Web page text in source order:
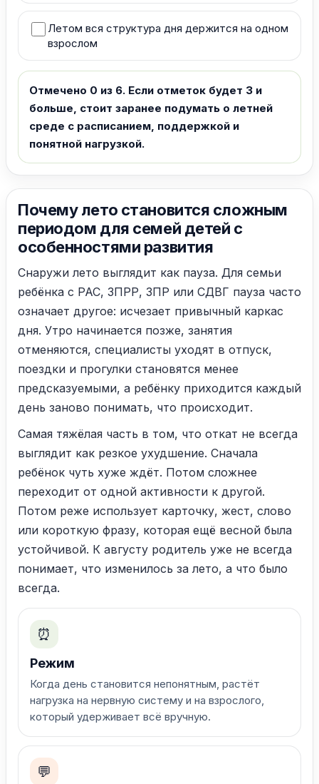
Летом вся структура дня держится на одном
взрослом
Отмечено 0 из 6. Если отметок будет 3 и
больше, стоит заранее подумать о летней
среде с расписанием, поддержкой и
понятной нагрузкой.
Почему лето становится сложным
периодом для семей детей с
особенностями развития
Снаружи лето выглядит как пауза. Для семьи
ребёнка с РАС, ЗПРР, ЗПР или СДВГ пауза часто
означает другое: исчезает привычный каркас
дня. Утро начинается позже, занятия
отменяются, специалисты уходят в отпуск,
поездки и прогулки становятся менее
предсказуемыми, а ребёнку приходится каждый
день заново понимать, что происходит.
Самая тяжёлая часть в том, что откат не всегда
выглядит как резкое ухудшение. Сначала
ребёнок чуть хуже ждёт. Потом сложнее
переходит от одной активности к другой.
Потом реже использует карточку, жест, слово
или короткую фразу, которая ещё весной была
устойчивой. К августу родитель уже не всегда
понимает, что изменилось за лето, а что было
всегда.
⏰
Режим
Когда день становится непонятным, растёт
нагрузка на нервную систему и на взрослого,
который удерживает всё вручную.
💬